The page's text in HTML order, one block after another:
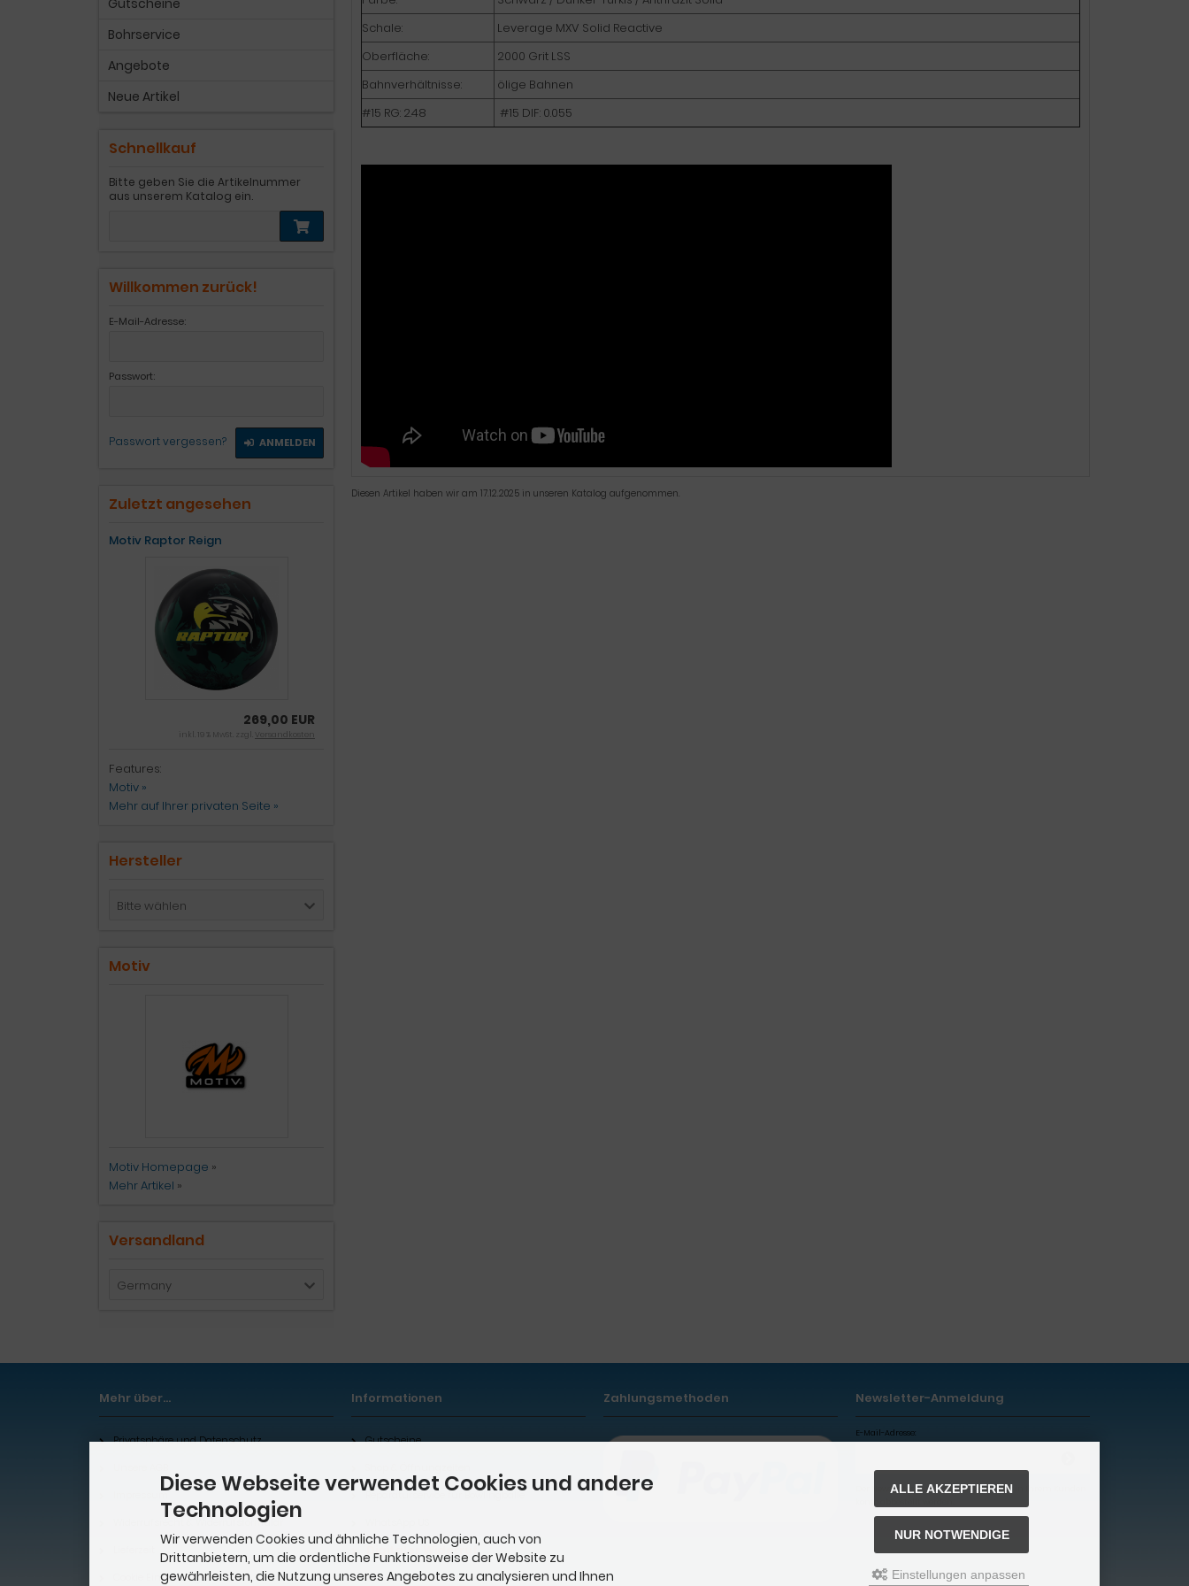
Schale:
Leverage MXV Solid Reactive
Oberfläche:
2000 Grit LSS
Bahnverhältnisse:
ölige Bahnen
#15 RG: 2.48
#15 DIF: 0.055
Diesen Artikel haben wir am 17.12.2025 in unseren Katalog aufgenommen.
Gutscheine
Bohrservice
Angebote
Neue Artikel
Schnellkauf
Bitte geben Sie die Artikelnummer
aus unserem Katalog ein.
Willkommen zurück!
E-Mail-Adresse:
Passwort:
Passwort vergessen? ANMELDEN
Zuletzt angesehen
Motiv Raptor Reign
269,00 EUR
inkl. 19 % MwSt. zzgl. Versandkosten
Features:
Motiv »
Mehr auf Ihrer privaten Seite »
Hersteller
Bitte wählen
Motiv
Motiv Homepage »
Mehr Artikel »
Versandland
Germany
Mehr über...
Privatsphäre und Datenschutz
Impressum
Widerrufsrecht & Widerrufsformular
Cookie Einstellungen
Informationen
Gutscheine
Reparaturservice für Bowlingbälle
Digitaler Widerruf
Zahlung & Versand
Zahlungsmethoden Newsletter-Anmeldung
E-Mail-Adresse:
Der Newsletter kann jederzeit hier oder in Ihrem Kunden
Diese Webseite verwendet Cookies und andere
Technologien
Wir verwenden Cookies und ähnliche Technologien, auch von
Drittanbietern, um die ordentliche Funktionsweise der Website zu
gewährleisten, die Nutzung unseres Angebotes zu analysieren und Ihnen
ALLE AKZEPTIEREN
NUR NOTWENDIGE
Einstellungen anpassen